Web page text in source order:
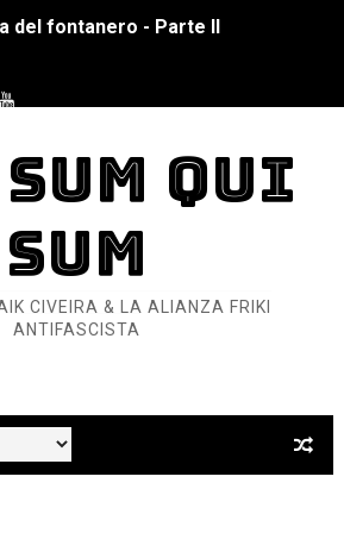
del fontanero - Parte I
existencialista
en 2026... Y así se ve la
al mundo: Dos mil tíjiri cinco
Guillermo (UNO)
SUM QUI
SUM
CIVEIRA & LA ALIANZA FRIKI
ANTIFASCISTA